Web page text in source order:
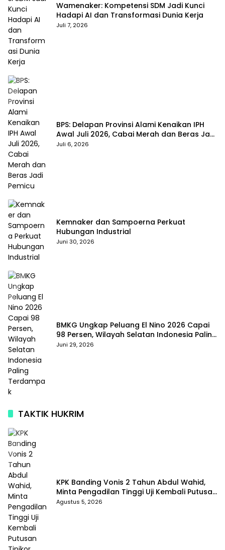
Wamenaker: Kompetensi SDM Jadi Kunci
Hadapi AI dan Transformasi Dunia Kerja
Juli 7, 2026
BPS: Delapan Provinsi Alami Kenaikan IPH
Awal Juli 2026, Cabai Merah dan Beras Jadi
Pemicu
Juli 6, 2026
Kemnaker dan Sampoerna Perkuat
Hubungan Industrial
Juni 30, 2026
BMKG Ungkap Peluang El Nino 2026 Capai
98 Persen, Wilayah Selatan Indonesia Paling
Terdampak
Juni 29, 2026
TAKTIK HUKRIM
KPK Banding Vonis 2 Tahun Abdul Wahid,
Minta Pengadilan Tinggi Uji Kembali Putusan
Tipikor
Agustus 5, 2026